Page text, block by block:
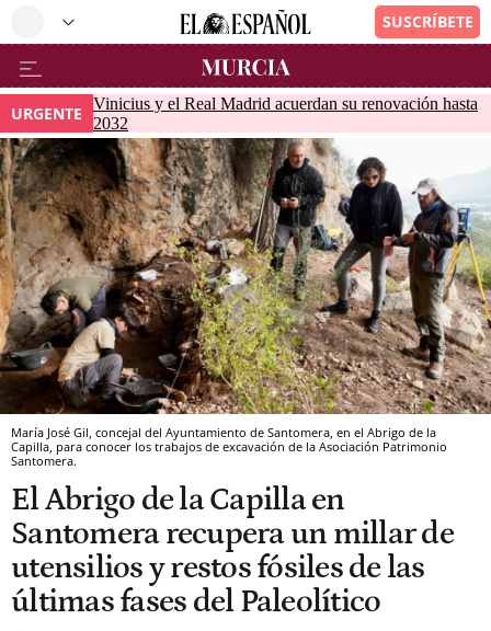
URGENTE
Vinicius y el Real Madrid acuerdan su renovación hasta
2032
María José Gil, concejal del Ayuntamiento de Santomera, en el Abrigo de la
Capilla, para conocer los trabajos de excavación de la Asociación Patrimonio
Santomera.
El Abrigo de la Capilla en
Santomera recupera un millar de
utensilios y restos fósiles de las
últimas fases del Paleolítico